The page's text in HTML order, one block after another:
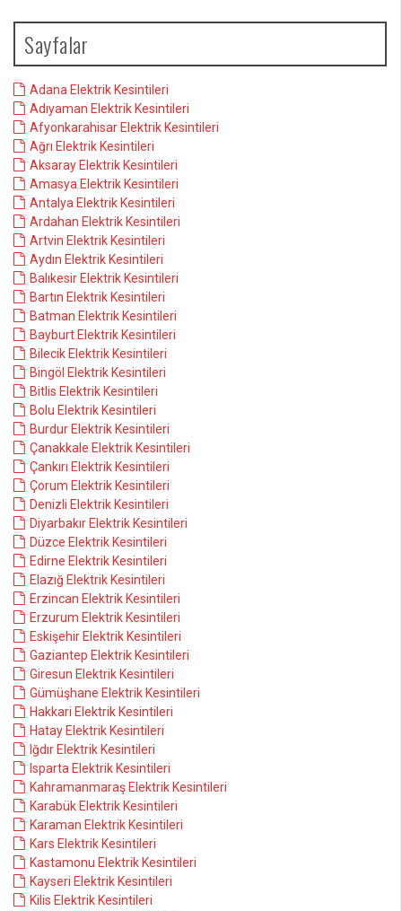
Sayfalar
Adana Elektrik Kesintileri
Adıyaman Elektrik Kesintileri
Afyonkarahisar Elektrik Kesintileri
Ağrı Elektrik Kesintileri
Aksaray Elektrik Kesintileri
Amasya Elektrik Kesintileri
Antalya Elektrik Kesintileri
Ardahan Elektrik Kesintileri
Artvin Elektrik Kesintileri
Aydın Elektrik Kesintileri
Balıkesir Elektrik Kesintileri
Bartın Elektrik Kesintileri
Batman Elektrik Kesintileri
Bayburt Elektrik Kesintileri
Bilecik Elektrik Kesintileri
Bingöl Elektrik Kesintileri
Bitlis Elektrik Kesintileri
Bolu Elektrik Kesintileri
Burdur Elektrik Kesintileri
Çanakkale Elektrik Kesintileri
Çankırı Elektrik Kesintileri
Çorum Elektrik Kesintileri
Denizli Elektrik Kesintileri
Diyarbakır Elektrik Kesintileri
Düzce Elektrik Kesintileri
Edirne Elektrik Kesintileri
Elazığ Elektrik Kesintileri
Erzincan Elektrik Kesintileri
Erzurum Elektrik Kesintileri
Eskişehir Elektrik Kesintileri
Gaziantep Elektrik Kesintileri
Giresun Elektrik Kesintileri
Gümüşhane Elektrik Kesintileri
Hakkari Elektrik Kesintileri
Hatay Elektrik Kesintileri
Iğdır Elektrik Kesintileri
Isparta Elektrik Kesintileri
Kahramanmaraş Elektrik Kesintileri
Karabük Elektrik Kesintileri
Karaman Elektrik Kesintileri
Kars Elektrik Kesintileri
Kastamonu Elektrik Kesintileri
Kayseri Elektrik Kesintileri
Kilis Elektrik Kesintileri